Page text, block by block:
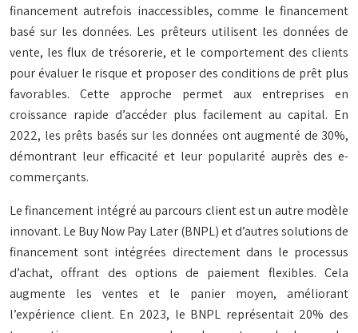
financement autrefois inaccessibles, comme le financement
basé sur les données. Les prêteurs utilisent les données de
vente, les flux de trésorerie, et le comportement des clients
pour évaluer le risque et proposer des conditions de prêt plus
favorables. Cette approche permet aux entreprises en
croissance rapide d’accéder plus facilement au capital. En
2022, les prêts basés sur les données ont augmenté de 30%,
démontrant leur efficacité et leur popularité auprès des e-
commerçants.
Le financement intégré au parcours client est un autre modèle
innovant. Le Buy Now Pay Later (BNPL) et d’autres solutions de
financement sont intégrées directement dans le processus
d’achat, offrant des options de paiement flexibles. Cela
augmente les ventes et le panier moyen, améliorant
l’expérience client. En 2023, le BNPL représentait 20% des